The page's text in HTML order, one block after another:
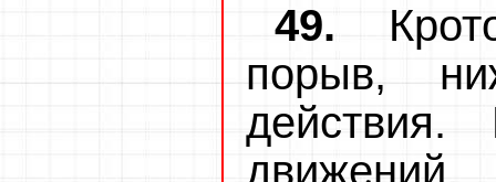
49.
порыв,
действия.